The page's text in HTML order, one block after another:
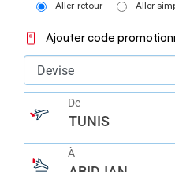
navigate
interact
content.
Aller-retour Aller
Ajouter code
De
TUNIS
À